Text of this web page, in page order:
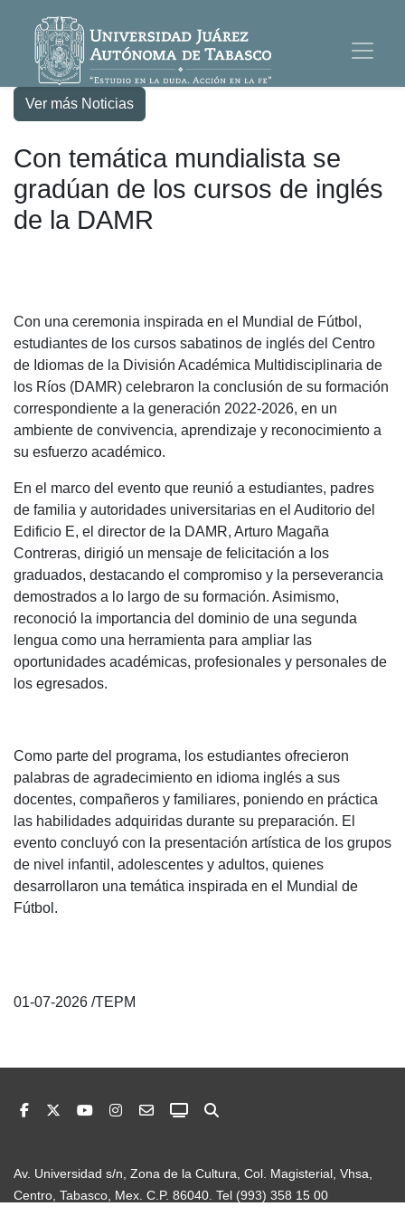
Ver más Noticias
Con temática mundialista se
gradúan de los cursos de inglés
de la DAMR
Con una ceremonia inspirada en el Mundial de Fútbol,
estudiantes de los cursos sabatinos de inglés del Centro
de Idiomas de la División Académica Multidisciplinaria de
los Ríos (DAMR) celebraron la conclusión de su formación
correspondiente a la generación 2022-2026, en un
ambiente de convivencia, aprendizaje y reconocimiento a
su esfuerzo académico.
En el marco del evento que reunió a estudiantes, padres
de familia y autoridades universitarias en el Auditorio del
Edificio E, el director de la DAMR, Arturo Magaña
Contreras, dirigió un mensaje de felicitación a los
graduados, destacando el compromiso y la perseverancia
demostrados a lo largo de su formación. Asimismo,
reconoció la importancia del dominio de una segunda
lengua como una herramienta para ampliar las
oportunidades académicas, profesionales y personales de
los egresados.
Como parte del programa, los estudiantes ofrecieron
palabras de agradecimiento en idioma inglés a sus
docentes, compañeros y familiares, poniendo en práctica
las habilidades adquiridas durante su preparación. El
evento concluyó con la presentación artística de los grupos
de nivel infantil, adolescentes y adultos, quienes
desarrollaron una temática inspirada en el Mundial de
Fútbol.
01-07-2026 /TEPM
Av. Universidad s/n, Zona de la Cultura, Col. Magisterial, Vhsa,
Centro, Tabasco, Mex. C.P. 86040. Tel (993) 358 15 00